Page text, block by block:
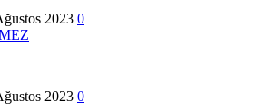
2023 0
2023 0